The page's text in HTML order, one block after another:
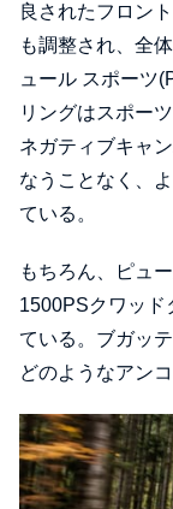
良されたフロン
も調整され、全
ュール スポーツ
リングはスポー
ネガティブキャ
なうことなく、
ている。
もちろん、ピュ
1500PSクワッド
ている。ブガッ
どのようなアン